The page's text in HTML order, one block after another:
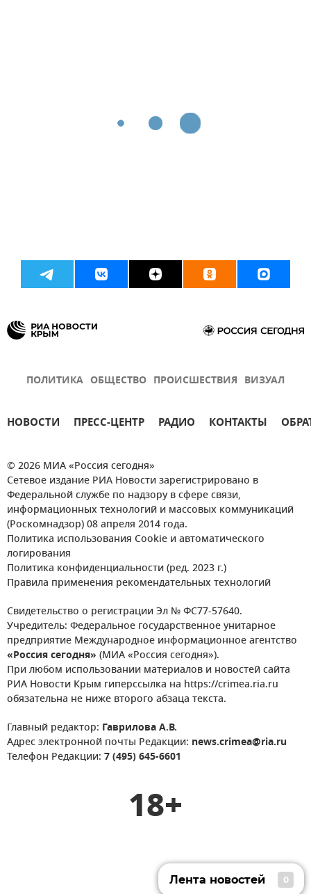
ПОЛИТИКА ОБЩЕСТВО ПРОИСШЕСТВИЯ ВИЗУАЛ
НОВОСТИ ПРЕСС-ЦЕНТР РАДИО КОНТАКТЫ
© 2026 МИА «Россия сегодня»
Сетевое издание РИА Новости зарегистрировано в
Федеральной службе по надзору в сфере связи,
информационных технологий и массовых коммуникаций
(Роскомнадзор) 08 апреля 2014 года.
Политика использования Cookie и автоматического
логирования
Политика конфиденциальности (ред. 2023 г.)
Правила применения рекомендательных технологий
Свидетельство о регистрации Эл № ФС77-57640.
Учредитель: Федеральное государственное унитарное
предприятие Международное информационное агентство
«Россия сегодня» (МИА «Россия сегодня»).
При любом использовании материалов и новостей сайта
РИА Новости Крым гиперссылка на https://crimea.ria.ru
обязательна не ниже второго абзаца текста.
Главный редактор: Гаврилова А.В.
Адрес электронной почты Редакции: news.crimea@ria.ru
Телефон Редакции: 7 (495) 645-6601
18+
Лента новостей 0